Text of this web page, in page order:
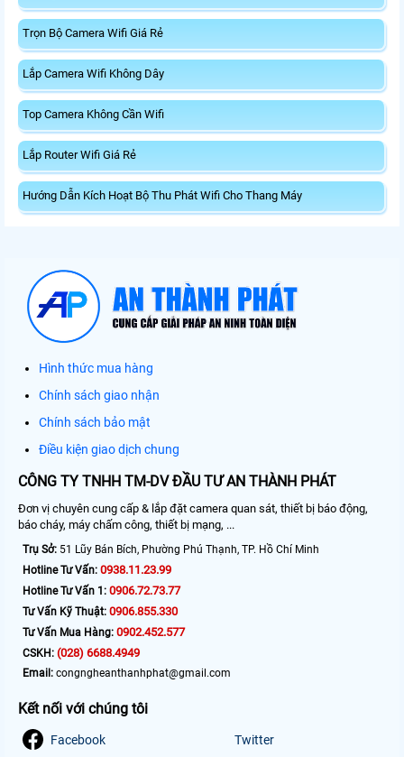
Trọn Bộ Camera Wifi Giá Rẻ
Lắp Camera Wifi Không Dây
Top Camera Không Cần Wifi
Lắp Router Wifi Giá Rẻ
Hướng Dẫn Kích Hoạt Bộ Thu Phát Wifi Cho Thang Máy
Hình thức mua hàng
Chính sách giao nhận
Chính sách bảo mật
Điều kiện giao dịch chung
CÔNG TY TNHH TM-DV ĐẦU TƯ AN THÀNH PHÁT
Đơn vị chuyên cung cấp & lắp đặt camera quan sát, thiết bị báo động,
báo cháy, máy chấm công, thiết bị mạng, ...
Trụ Sở: 51 Lũy Bán Bích, Phường Phú Thạnh, TP. Hồ Chí Minh
Hotline Tư Vấn: 0938.11.23.99
Hotline Tư Vấn 1: 0906.72.73.77
Tư Vấn Kỹ Thuật: 0906.855.330
Tư Vấn Mua Hàng: 0902.452.577
CSKH: (028) 6688.4949
Email: congngheanthanhphat@gmail.com
Kết nối với chúng tôi
Facebook Twitter